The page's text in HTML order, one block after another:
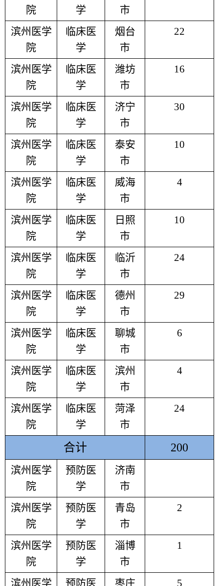
院
学
市
滨州医学
院
临床医
学
烟台
市
22
滨州医学
院
临床医
学
潍坊
市
16
滨州医学
院
临床医
学
济宁
市
30
滨州医学
院
临床医
学
泰安
市
10
滨州医学
院
临床医
学
威海
市
4
滨州医学
院
临床医
学
日照
市
10
滨州医学
院
临床医
学
临沂
市
24
滨州医学
院
临床医
学
德州
市
29
滨州医学
院
临床医
学
聊城
市
6
滨州医学
院
临床医
学
滨州
市
4
滨州医学
院
临床医
学
菏泽
市
24
合计 200
滨州医学
院
预防医
学
济南
市
滨州医学
院
预防医
学
青岛
市
2
滨州医学
院
预防医
学
淄博
市
1
滨州医学 预防医 枣庄 5